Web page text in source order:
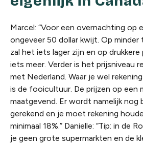
Marcel: “Voor een overnachting op
ongeveer 50 dollar kwijt. Op minder
zal het iets lager zijn en op drukkere
iets meer. Verder is het prijsniveau
met Nederland. Waar je wel
is de fooicultuur. De prijzen op een
maatgevend. Er wordt namelijk nog
gerekend en je moet rekening
minimaal 18%.” Danielle: “Tip: in de
je geen grote supermarkten en de